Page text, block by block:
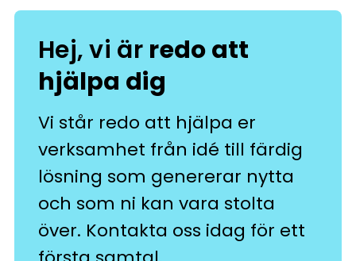
Hej, vi är redo att
hjälpa dig
Vi står redo att hjälpa er
verksamhet från idé till färdig
lösning som genererar nytta
och som ni kan vara stolta
över. Kontakta oss idag för ett